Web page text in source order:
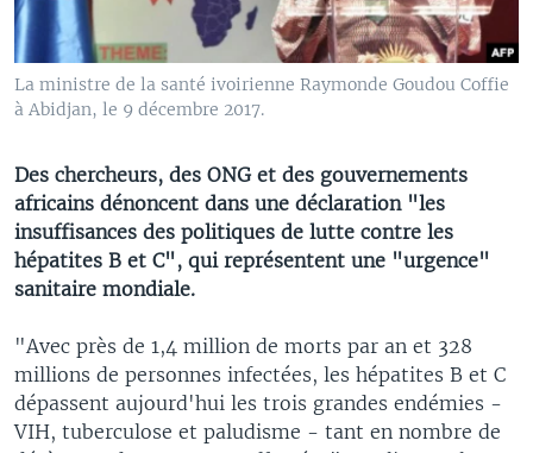
La ministre de la santé ivoirienne Raymonde Goudou Coffie
à Abidjan, le 9 décembre 2017.
Des chercheurs, des ONG et des gouvernements
africains dénoncent dans une déclaration "les
insuffisances des politiques de lutte contre les
hépatites B et C", qui représentent une "urgence"
sanitaire mondiale.
"Avec près de 1,4 million de morts par an et 328
millions de personnes infectées, les hépatites B et C
dépassent aujourd'hui les trois grandes endémies -
VIH, tuberculose et paludisme - tant en nombre de